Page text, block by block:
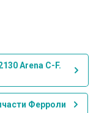
Arena C-F.
Ферроли